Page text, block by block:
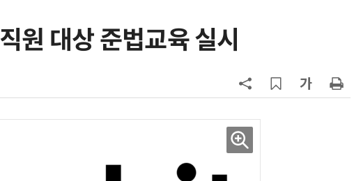
원 대상 준법교육 실시
6 단독 보험 소비자 개인정보 유출 막
'게이밍위크' 삼성전자-LG전자 유럽
500조 퇴직연금 시장 노리는 RA 핀
테크…AI 연금운용 경쟁 본격화